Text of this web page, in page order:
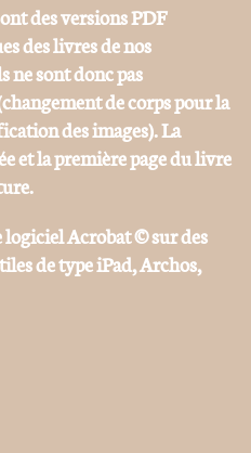
des versions PDF
des livres de nos
ne sont donc pas
de corps pour la
des images). La
et la première page du livre
Acrobat © sur des
de type iPad, Archos,